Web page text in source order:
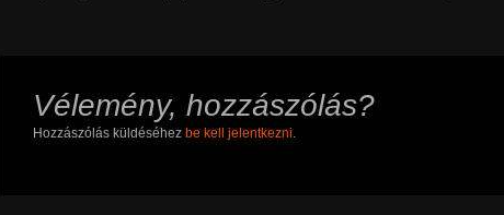
Vélemény, hozzászólás?
Hozzászólás küldéséhez be kell jelentkezni.